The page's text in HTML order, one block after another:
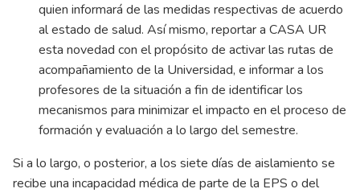
quien informará de las medidas respectivas de acuerdo
al estado de salud. Así mismo, reportar a CASA UR
esta novedad con el propósito de activar las rutas de
acompañamiento de la Universidad, e informar a los
profesores de la situación a fin de identificar los
mecanismos para minimizar el impacto en el proceso de
formación y evaluación a lo largo del semestre.
Si a lo largo, o posterior, a los siete días de aislamiento se
recibe una incapacidad médica de parte de la EPS o del